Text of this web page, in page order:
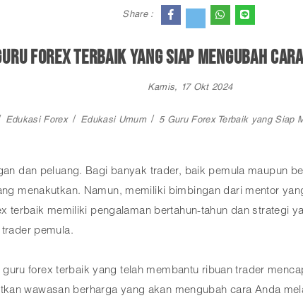
Share :
Forex Terbaik yang Siap Mengubah
Kamis, 17 Okt 2024
Edukasi Forex Edukasi Umum 5 Guru Forex Terbaik yang Siap
dan peluang. Bagi banyak trader, baik pemula maupun
menakutkan. Namun, memiliki bimbingan dari mentor
terbaik memiliki pengalaman bertahun-tahun dan strategi
pemula.
forex terbaik yang telah membantu ribuan trader
wawasan berharga yang akan mengubah cara Anda